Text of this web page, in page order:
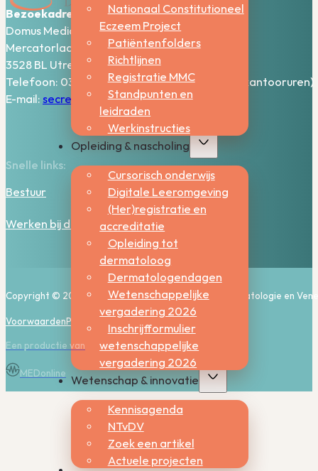
Nationaal Constitutioneel
Eczeem Project
Patiëntenfolders
Richtlijnen
Registratie MMC
Standpunten en
leidraden
Werkinstructies
Opleiding & nascholing
Cursorisch onderwijs
Digitale Leeromgeving
(Her)registratie en
accreditatie
Opleiding tot
dermatoloog
Dermatologendagen
Wetenschappelijke
vergadering 2026
Inschrijfformulier
wetenschappelijke
vergadering 2026
Wetenschap & innovatie
Kennisagenda
NTvDV
Zoek een artikel
Actuele projecten
Bezoekadres:
Domus Medica – 5e verdieping
Mercatorlaan 1200
3528 BL Utrecht
Telefoon: 030-2006800 (bereikbaar tijdens kantooruren)
E-mail: secretariaat@nvdv.nl
Snelle links:
Bestuur
Werken bij de NVDV
Copyright © 2026, Nederlandse Vereniging voor Dermatologie en
VoorwaardenPrivacy Cookies
Een productie van
MEDonline